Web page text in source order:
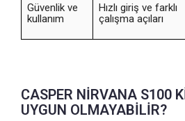
Güvenlik ve
kullanım
Hızlı giriş ve farklı
çalışma açıları
CASPER NİRVANA S100
UYGUN OLMAYABİLİR?